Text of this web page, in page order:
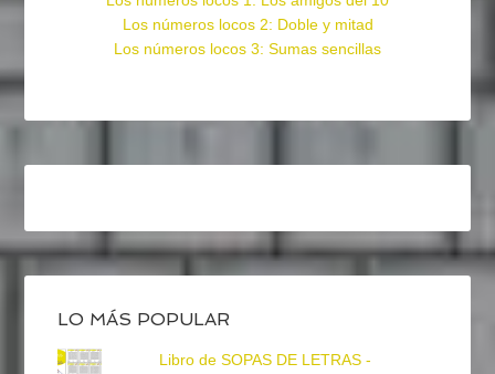
Los números locos 2: Doble y mitad
Los números locos 3: Sumas sencillas
LO MÁS POPULAR
Libro de SOPAS DE LETRAS -